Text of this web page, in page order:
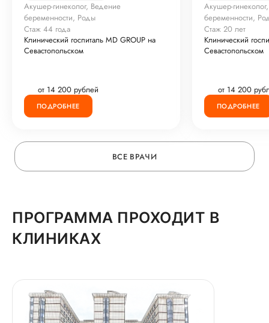
Акушер-гинеколог, Ведение
беременности, Роды
Стаж 44 года
Клинический госпиталь MD GROUP на
Севастопольском
от 14 200 рублей
ПОДРОБНЕЕ
Акушер-
беременности,
Стаж 20 лет
Клинический
Севастопольском
от 14 200
ПОДРОБНЕЕ
ВСЕ ВРАЧИ
ПРОГРАММА ПРОХОДИТ В
КЛИНИКАХ